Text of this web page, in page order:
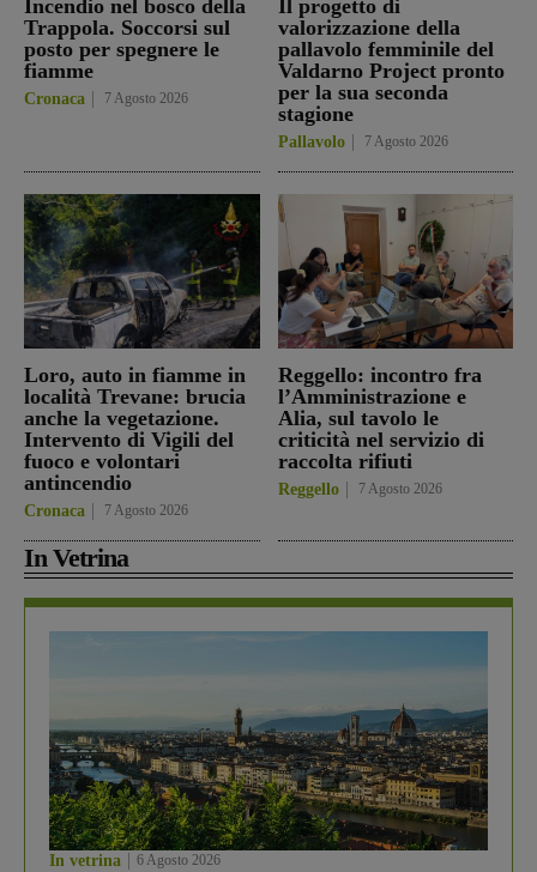
Incendio nel bosco della
Trappola. Soccorsi sul
posto per spegnere le
fiamme
Cronaca 7 Agosto 2026
Il progetto di
valorizzazione della
pallavolo femminile del
Valdarno Project pronto
per la sua seconda
stagione
Pallavolo 7 Agosto 2026
Loro, auto in fiamme in
località Trevane: brucia
anche la vegetazione.
Intervento di Vigili del
fuoco e volontari
antincendio
Cronaca 7 Agosto 2026
Reggello: incontro fra
l’Amministrazione e
Alia, sul tavolo le
criticità nel servizio di
raccolta rifiuti
Reggello 7 Agosto 2026
In Vetrina
In vetrina 6 Agosto 2026